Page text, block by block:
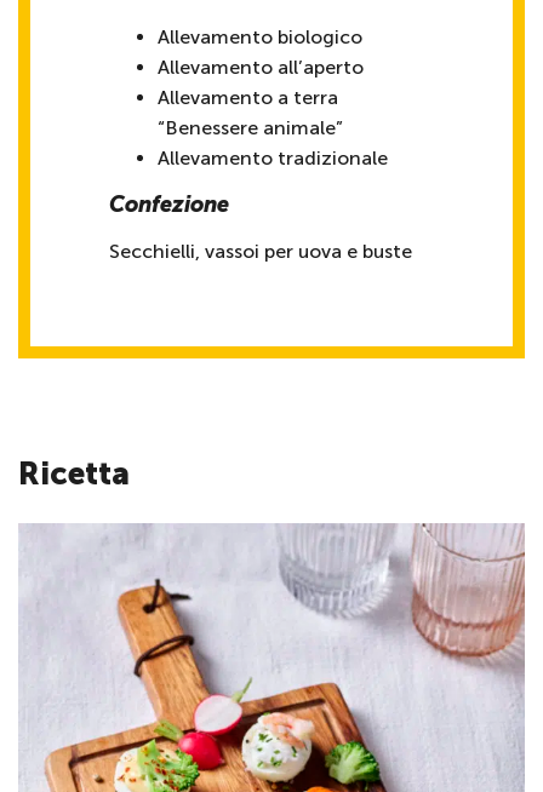
Allevamento biologico
Allevamento all’aperto
Allevamento a terra
“Benessere animale”
Allevamento tradizionale
Confezione
Secchielli, vassoi per uova e buste
Ricetta